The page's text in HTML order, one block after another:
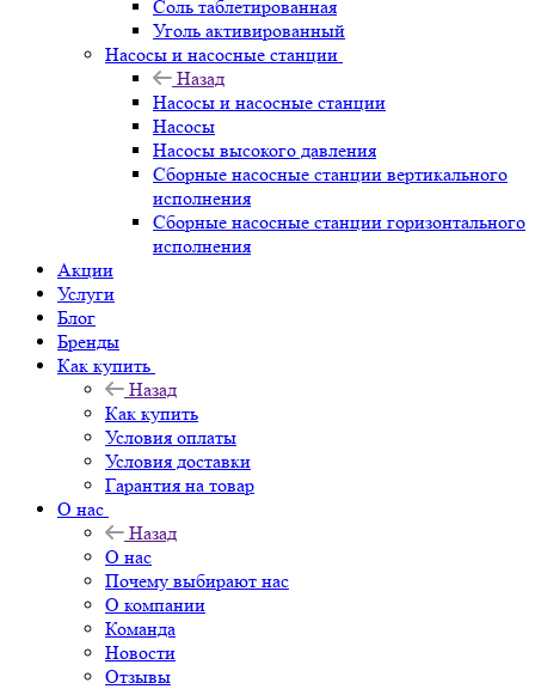
Соль таблетированная
Уголь активированный
Насосы и насосные станции
Назад
Насосы и насосные станции
Насосы
Насосы высокого давления
Сборные насосные станции вертикального
исполнения
Сборные насосные станции горизонтального
исполнения
Акции
Услуги
Блог
Бренды
Как купить
Назад
Как купить
Условия оплаты
Условия доставки
Гарантия на товар
О нас
Назад
О нас
Почему выбирают нас
О компании
Команда
Новости
Отзывы